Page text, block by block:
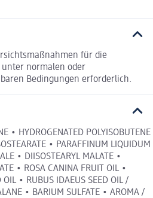
für die
unter normalen oder
Bedingungen erforderlich.
• HYDROGENATED POLYISOBUTENE
• PARAFFINUM LIQUIDUM
• DIISOSTEARYL MALATE •
• ROSA CANINA FRUIT OIL •
OIL • RUBUS IDAEUS SEED OIL /
• BARIUM SULFATE • AROMA /